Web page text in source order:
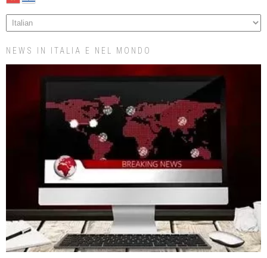
NEWS IN ITALIA E NEL MONDO